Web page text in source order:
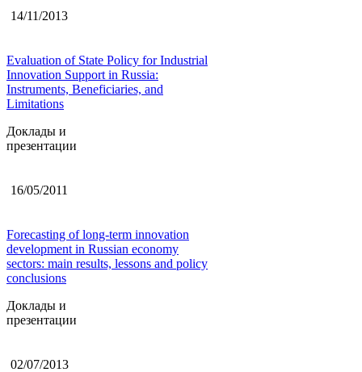
14/11/2013
Evaluation of State Policy for Industrial
Innovation Support in Russia:
Instruments, Beneficiaries, and
Limitations
Доклады и
презентации
16/05/2011
Forecasting of long-term innovation
development in Russian economy
sectors: main results, lessons and policy
conclusions
Доклады и
презентации
02/07/2013